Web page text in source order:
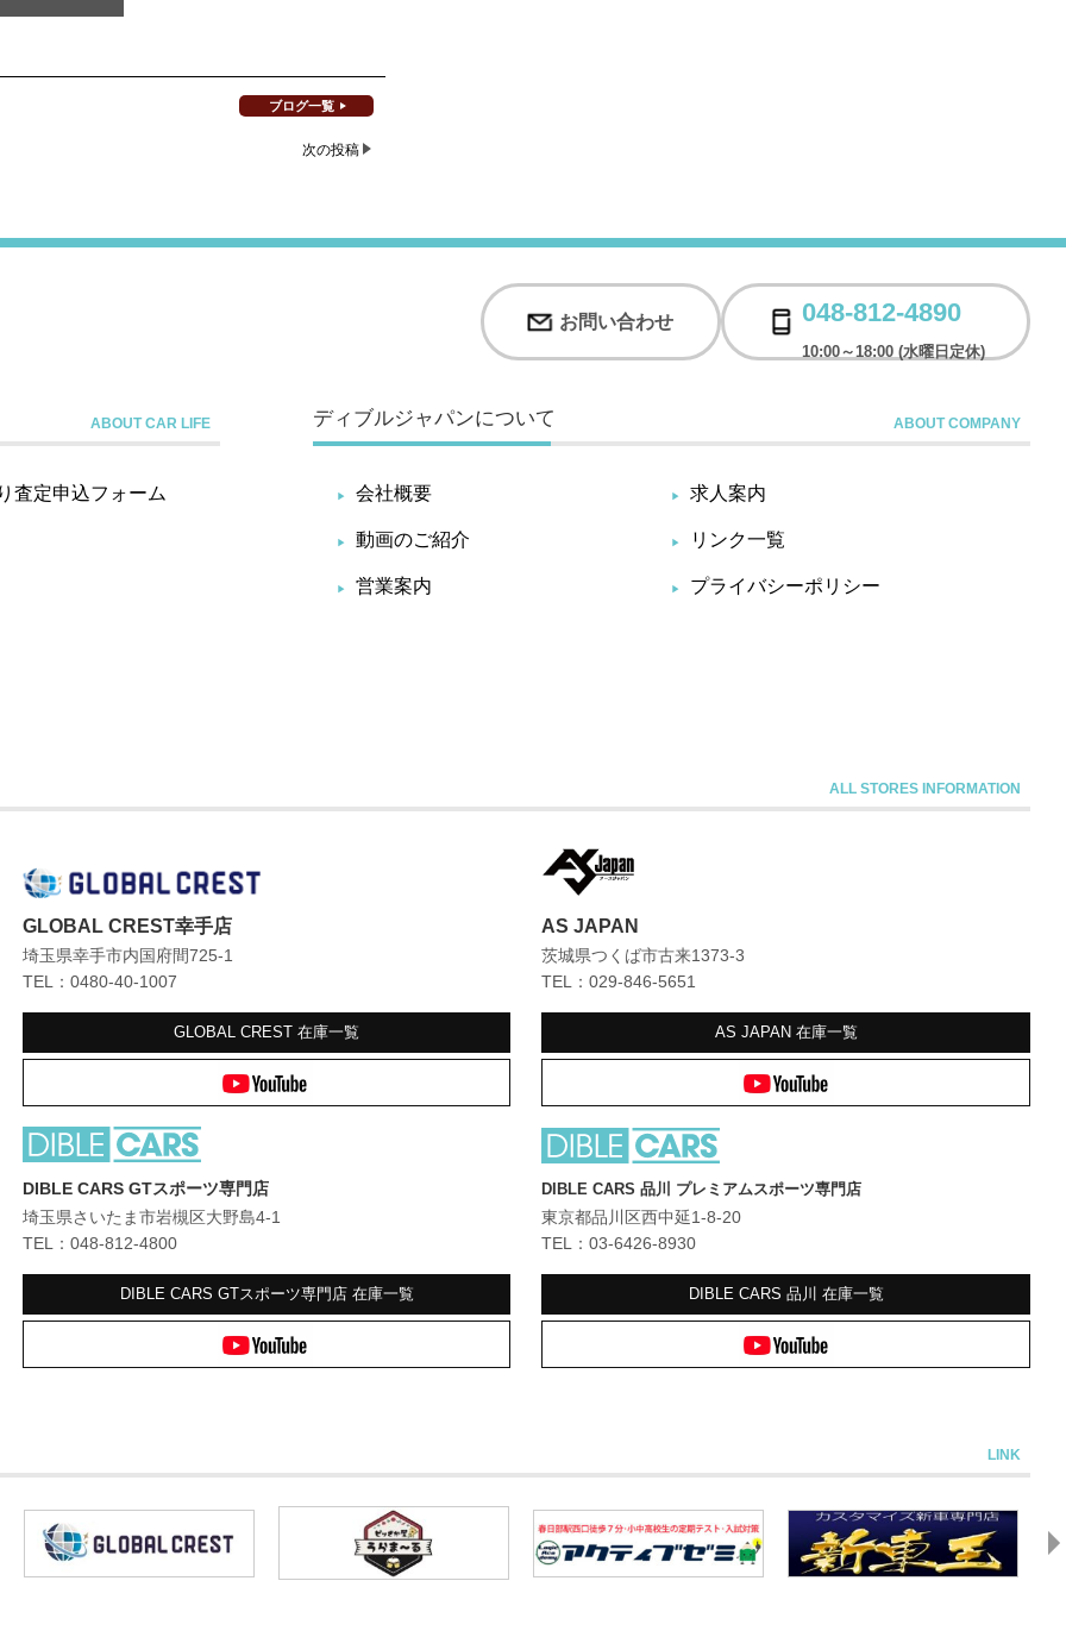
ブログ一覧
次の投稿
お問い合わせ 048-812-4890
10:00～18:00 (水曜日定休)
査定申込フォーム
ディブルジャパンについて
会社概要 求人案内
動画のご紹介 リンク一覧
営業案内 プライバシーポリシー
GLOBAL CREST幸手店
埼玉県幸手市内国府間725-1
TEL：0480-40-1007
GLOBAL CREST 在庫一覧
AS JAPAN
茨城県つくば市古来1373-3
TEL：029-846-5651
AS JAPAN 在庫一覧
DIBLE CARS GTスポーツ専門店
埼玉県さいたま市岩槻区大野島4-1
TEL：048-812-4800
DIBLE CARS GTスポーツ専門店 在庫一覧
DIBLE CARS 品川 プレミアムスポーツ専門店
東京都品川区西中延1-8-20
TEL：03-6426-8930
DIBLE CARS 品川 在庫一覧